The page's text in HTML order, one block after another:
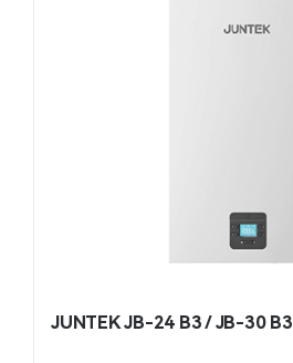
JUNTEK JB-24 B3 / JB-30 B3